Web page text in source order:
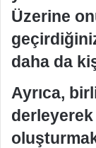
Üzerine
daha da
Ayrıca,